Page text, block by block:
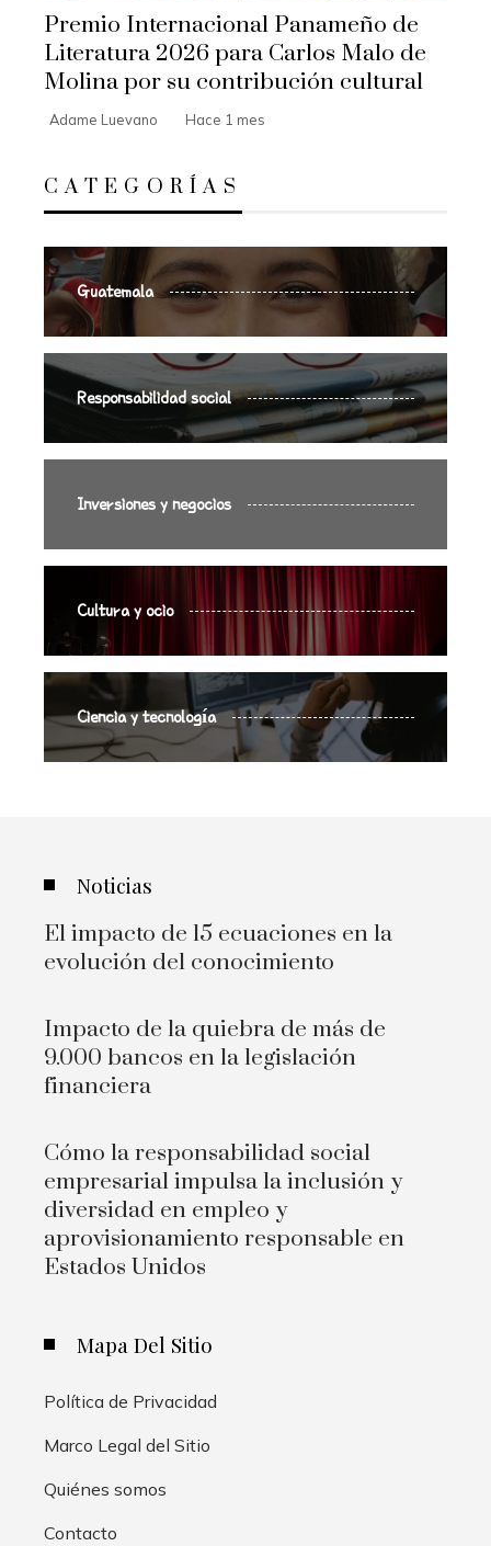
Premio Internacional Panameño de
Literatura 2026 para Carlos Malo de
Molina por su contribución cultural
Adame Luevano Hace 1 mes
CATEGORÍAS
Guatemala
Responsabilidad social
Inversiones y negocios
Cultura y ocio
Ciencia y tecnología
Noticias
El impacto de 15 ecuaciones en la
evolución del conocimiento
Impacto de la quiebra de más de
9.000 bancos en la legislación
financiera
Cómo la responsabilidad social
empresarial impulsa la inclusión y
diversidad en empleo y
aprovisionamiento responsable en
Estados Unidos
Mapa Del Sitio
Política de Privacidad
Marco Legal del Sitio
Quiénes somos
Contacto